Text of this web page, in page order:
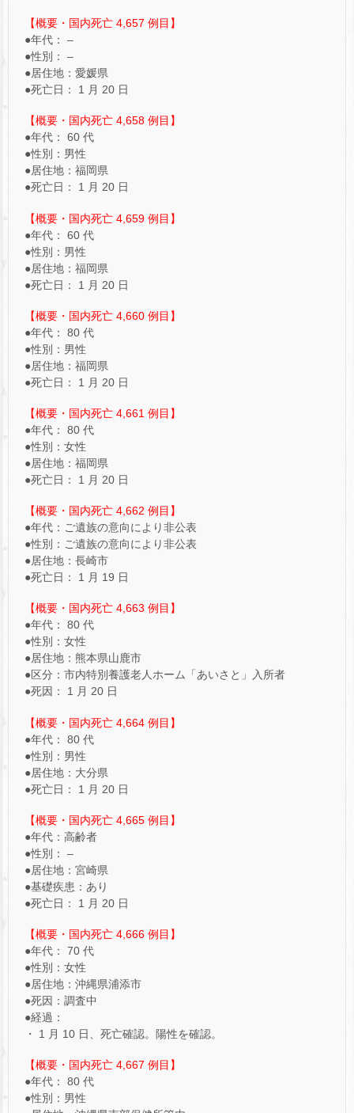
【概要・国内死亡 4,657 例目】
●年代： –
●性別： –
●居住地：愛媛県
●死亡日： 1 月 20 日
【概要・国内死亡 4,658 例目】
●年代： 60 代
●性別：男性
●居住地：福岡県
●死亡日： 1 月 20 日
【概要・国内死亡 4,659 例目】
●年代： 60 代
●性別：男性
●居住地：福岡県
●死亡日： 1 月 20 日
【概要・国内死亡 4,660 例目】
●年代： 80 代
●性別：男性
●居住地：福岡県
●死亡日： 1 月 20 日
【概要・国内死亡 4,661 例目】
●年代： 80 代
●性別：女性
●居住地：福岡県
●死亡日： 1 月 20 日
【概要・国内死亡 4,662 例目】
●年代：ご遺族の意向により非公表
●性別：ご遺族の意向により非公表
●居住地：長崎市
●死亡日： 1 月 19 日
【概要・国内死亡 4,663 例目】
●年代： 80 代
●性別：女性
●居住地：熊本県山鹿市
●区分：市内特別養護老人ホーム「あいさと」入所者
●死因： 1 月 20 日
【概要・国内死亡 4,664 例目】
●年代： 80 代
●性別：男性
●居住地：大分県
●死亡日： 1 月 20 日
【概要・国内死亡 4,665 例目】
●年代：高齢者
●性別： –
●居住地：宮崎県
●基礎疾患：あり
●死亡日： 1 月 20 日
【概要・国内死亡 4,666 例目】
●年代： 70 代
●性別：女性
●居住地：沖縄県浦添市
●死因：調査中
●経過：
・ 1 月 10 日、死亡確認。陽性を確認。
【概要・国内死亡 4,667 例目】
●年代： 80 代
●性別：男性